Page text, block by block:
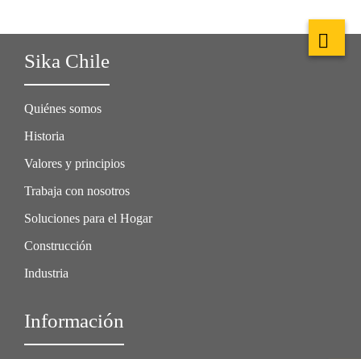
Sika Chile
Quiénes somos
Historia
Valores y principios
Trabaja con nosotros
Soluciones para el Hogar
Construcción
Industria
Información